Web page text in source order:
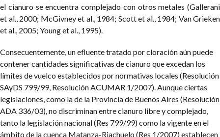
el cianuro se encuentra complejado con otros metales (Gallerani
et al., 2000; McGivney et al., 1984; Scott et al., 1984; Van Grieken
et al., 2005; Young et al., 1995).
Consecuentemente, un efluente tratado por cloración aún puede
contener cantidades significativas de cianuro que excedan los
límites de vuelco establecidos por normativas locales (Resolución
SAyDS 799/99, Resolución ACUMAR 1/2007). Aunque ciertas
legislaciones, como la de la Provincia de Buenos Aires (Resolución
ADA 336/03), no discriminan entre cianuro libre y complejado,
tanto la legislación nacional (Res 799/99) como la vigente en el
ámbito de la cuenca Matanza-Riachuelo (Res 1/2007) establecen